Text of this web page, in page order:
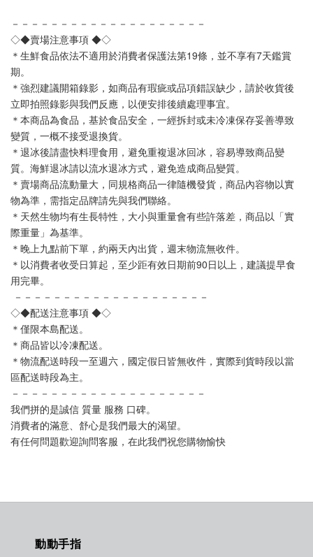
－－－－－－－－－－－－－－－－－－－－
◇◆賣場注意事項 ◆◇
＊生鮮食品依法不適用於消費者保護法第19條，並不享有7天鑑賞
期。
＊強烈建議開箱錄影，如商品有瑕疵或品項錯誤缺少，請於收貨後
立即拍照錄影與我們反應，以便安排後續處理事宜。
＊本商品為食品，基於食品安全，一經拆封或未冷凍保存妥善導致
變質，一概不接受退換貨。
＊退冰後請盡快料理食用，避免重複退冰回冰，容易導致商品變
質。海鮮退冰請以流水退冰方式，避免造成商品變質。
＊賣場商品流動量大，同規格商品一律隨機發貨，商品內容物以實
物為準，需指定品牌請先與我們聯絡。
＊天然生物均有生長特性，大小與重量會有些許落差，商品以「實
際重量」為基準。
＊晚上九點前下單，約兩天內出貨，週末物流無收件。
＊以消費者收受日算起，至少距有效日期前90日以上，建議提早食
用完畢。
－－－－－－－－－－－－－－－－－－－－
◇◆配送注意事項 ◆◇
＊僅限本島配送。
＊商品皆以冷凍配送。
＊物流配送時段一至週六，國定假日皆無收件，實際到貨時段以當
區配送時段為主。
－－－－－－－－－－－－－－－－－－－－
我們拼的是誠信 質量 服務 口碑。
消費者的滿意、舒心是我們最大的渴望。
有任何問題歡迎詢問客服，在此我們祝您購物愉快
動動手指